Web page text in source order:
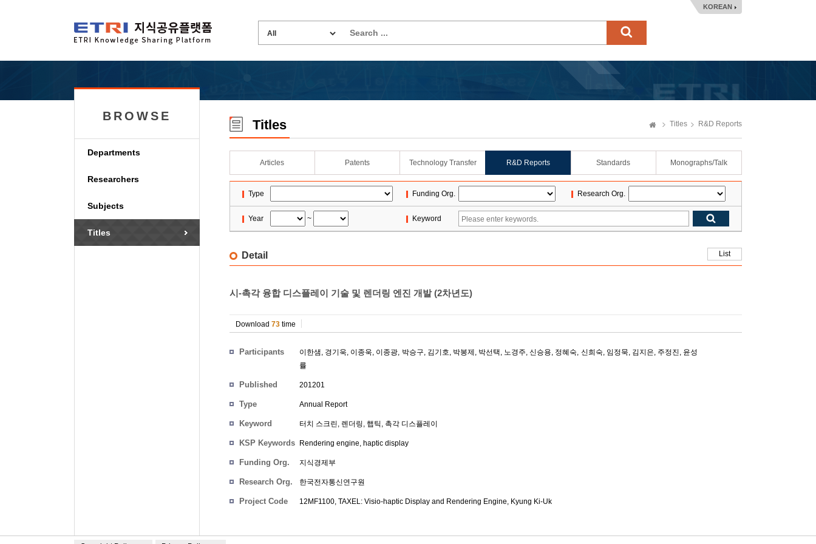
KOREAN
BROWSE
Departments
Researchers
Subjects
Titles
Titles Titles R&D Reports
Articles Patents Technology Transfer R&D Reports Standards Monographs/Talk
Type Funding Org. Research Org.
Year ~ Keyword
Detail List
시-촉각 융합 디스플레이 기술 및 렌더링 엔진 개발 (2차년도)
Download 73 time
Participants 이한샘, 경기욱, 이종욱, 이종광, 박승구, 김기호, 박봉제 , 박선택, 노경주,신승용, 정혜숙, 신희숙, 임정묵, 김지은, 주정진, 윤성
률
Published 201201
Type Annual Report
Keyword 터치 스크린, 렌더링, 햅틱, 촉각 디스플레이
KSP Keywords Rendering engine, haptic display
Funding Org. 지식경제부
Research Org. 한국전자통신연구원
Project Code 12MF1100, TAXEL: Visio-haptic Display and Rendering Engine, Kyung Ki-Uk